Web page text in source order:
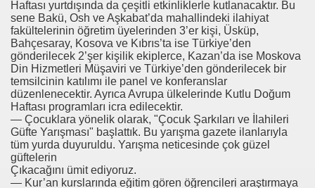
Haftası yurtdışında da çeşitli etkinliklerle kutlanacaktır. Bu
sene Bakü, Osh ve Aşkabat’da mahallindeki ilahiyat
fakültelerinin öğretim üyelerinden 3’er kişi, Üsküp,
Bahçesaray, Kosova ve Kıbrıs’ta ise Türkiye’den
gönderilecek 2’şer kişilik ekiplerce, Kazan’da ise Moskova
Din Hizmetleri Müşaviri ve Türkiye’den gönderilecek bir
temsilcinin katılımı ile panel ve konferanslar
düzenlenecektir. Ayrıca Avrupa ülkelerinde Kutlu Doğum
Haftası programları icra edilecektir.
— Çocuklara yönelik olarak, "Çocuk Şarkıları ve İlahileri
Güfte Yarışması" başlattık. Bu yarışma gazete ilanlarıyla
tüm yurda duyuruldu. Yarışma neticesinde çok güzel
güftelerin
Çıkacağını ümit ediyoruz.
— Kur’an kurslarında eğitim gören öğrencileri araştırmaya